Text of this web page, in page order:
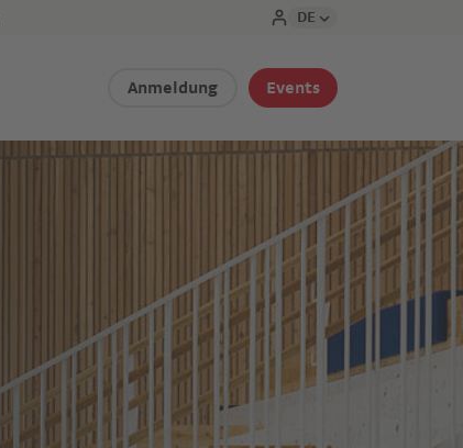
DE
Anmeldung Events